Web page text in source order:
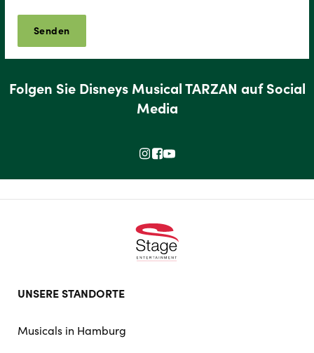
Folgen Sie Disneys Musical TARZAN auf Social
Media
doormat
UNSERE STANDORTE
Musicals in Hamburg